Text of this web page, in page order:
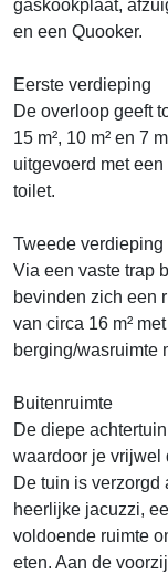
gaskookplaat,
en een Quooker.
Eerste verdieping
De overloop geeft
15 m², 10 m² en 7
uitgevoerd met
toilet.
Tweede verdieping
Via een vaste trap
bevinden zich een
van circa 16 m²
berging/wasruimte
Buitenruimte
De diepe
waardoor je vrijwel
De tuin is verzorgd
heerlijke jacuzzi,
voldoende ruimte
eten. Aan de